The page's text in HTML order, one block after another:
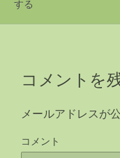
k
する
コメントを
メールアドレスが
コメント